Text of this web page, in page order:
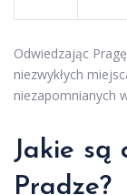
Odwiedzając
niezwykłych
niezapomnianych
Jakie są
Pradze?